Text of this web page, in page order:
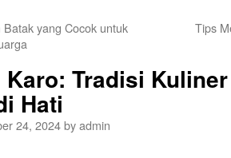
yang Cocok untuk
Tips
Karo: Tradisi
Hati
24, 2024byadmin